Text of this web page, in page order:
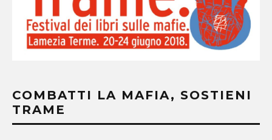
COMBATTI LA MAFIA, SOSTIENI
TRAME